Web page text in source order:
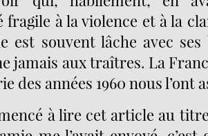
à la violence et à la
est souvent lâche avec
jamais aux traîtres. La
des années 1960 nous l’ont
à lire cet article au